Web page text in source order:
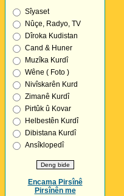
Sîyaset
Nûçe, Radyo, TV
Dîroka Kudistan
Cand & Huner
Muzîka Kurdî
Wêne ( Foto )
Nivîskarên Kurd
Zimanê Kurdî
Pirtûk û Kovar
Helbestên Kurdî
Dibistana Kurdî
Ansîklopedî
Encama Pirsînê
Pirsînên me